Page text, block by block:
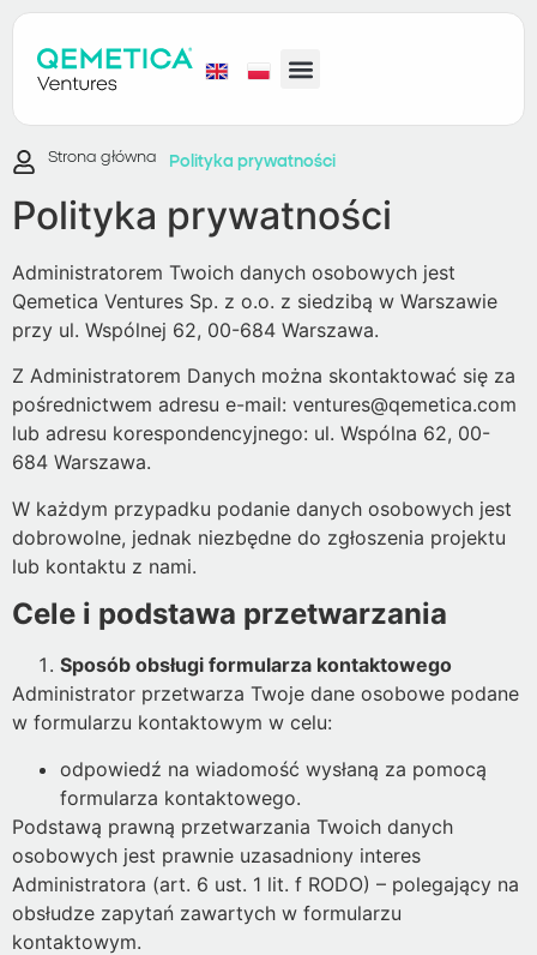
Strona główna Polityka prywatności
Polityka prywatności
Administratorem Twoich danych osobowych jest
Qemetica Ventures Sp. z o.o. z siedzibą w Warszawie
przy ul. Wspólnej 62, 00-684 Warszawa.
Z Administratorem Danych można skontaktować się za
pośrednictwem adresu e-mail: ventures@qemetica.com
lub adresu korespondencyjnego: ul. Wspólna 62, 00-
684 Warszawa.
W każdym przypadku podanie danych osobowych jest
dobrowolne, jednak niezbędne do zgłoszenia projektu
lub kontaktu z nami.
Cele i podstawa przetwarzania
Sposób obsługi formularza kontaktowego
Administrator przetwarza Twoje dane osobowe podane
w formularzu kontaktowym w celu:
odpowiedź na wiadomość wysłaną za pomocą
formularza kontaktowego.
Podstawą prawną przetwarzania Twoich danych
osobowych jest prawnie uzasadniony interes
Administratora (art. 6 ust. 1 lit. f RODO) – polegający na
obsłudze zapytań zawartych w formularzu
kontaktowym.